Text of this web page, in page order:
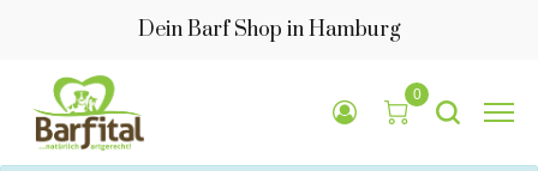
Dein Barf Shop in Hamburg
0